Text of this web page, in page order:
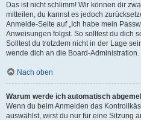
Das ist nicht schlimm! Wir können dir
mitteilen, du kannst es jedoch
Anmelde-Seite auf „Ich habe mein
Anweisungen folgst. So solltest du dich
Solltest du trotzdem nicht in der Lage
wende dich an die Board-Administration.
Nach oben
Warum werde ich automatisch
Wenn du beim Anmelden das
auswählst, wirst du nur für eine Sitzung